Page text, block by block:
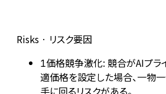
Risks · リスク要因
1価格競争激化: 競合がAIプラ
適価格を設定した場合、一物